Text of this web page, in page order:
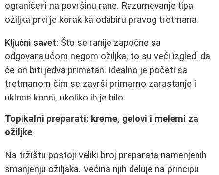
ograničeni na površinu rane. Razumevanje tipa
ožiljka prvi je korak ka odabiru pravog tretmana.
Ključni savet: Što se ranije započne sa
odgovarajućom negom ožiljka, to su veći izgledi da
će on biti jedva primetan. Idealno je početi sa
tretmanom čim se završi primarno zarastanje i
uklone konci, ukoliko ih je bilo.
Topikalni preparati: kreme, gelovi i melemi za
ožiljke
Na tržištu postoji veliki broj preparata namenjenih
smanjenju ožiljaka. Većina njih deluje na principu